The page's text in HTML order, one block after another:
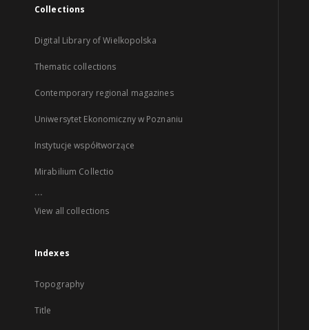
Collections
Digital Library of Wielkopolska
Thematic collections
Contemporary regional magazines
Uniwersytet Ekonomiczny w Poznaniu
Instytucje współtworzące
Mirabilium Collectio
...
View all collections
Indexes
Topography
Title